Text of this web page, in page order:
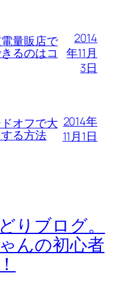
量販店で
るのはコ
2014
年11月
3日
オフで大
る方法
2014年
11月1日
りブログ。
んの初心者